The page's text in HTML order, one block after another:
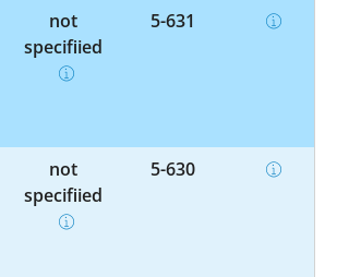
not
specified
5-631
not
specified
5-630